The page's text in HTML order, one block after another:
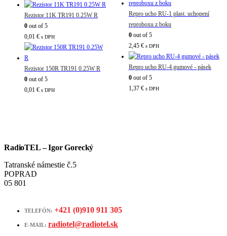
Rezistor 11K TR191 0.25W R
0 out of 5
0,01 € s DPH
Rezistor 150R TR191 0.25W R
0 out of 5
0,01 € s DPH
Repro ucho RU-1 plast. uchopení
reproboxu z boku
0out of 5
2,45 € s DPH
Repro ucho RU-4 gumové - pásek
0out of 5
1,37 € s DPH
RadioTEL – Igor Gorecký
Tatranské námestie č.5
POPRAD
05 801
TELEFÓN: +421 (0)910 911 305
E-MAIL: radiotel@radiotel.sk